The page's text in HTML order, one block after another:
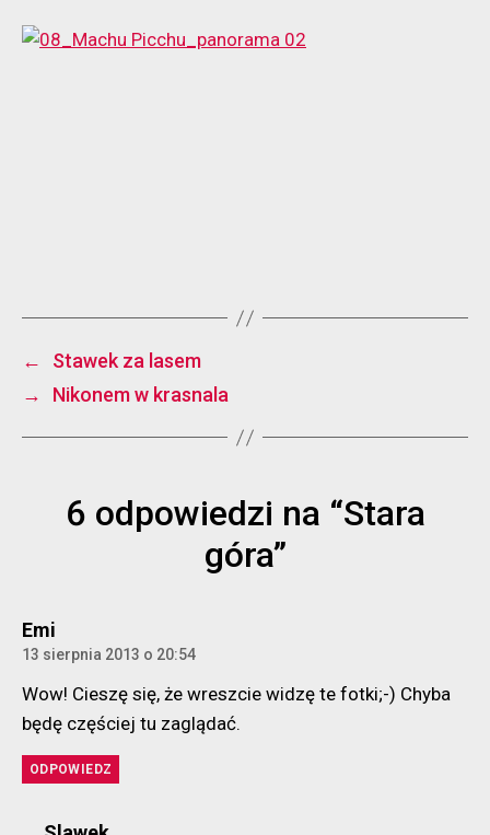
←
Stawek za lasem
→
Nikonem w krasnala
6 odpowiedzi na “Stara
góra”
Emi
13 sierpnia 2013 o 20:54
Wow! Cieszę się, że wreszcie widzę te fotki;-) Chyba
będę częściej tu zaglądać.
ODPOWIEDZ